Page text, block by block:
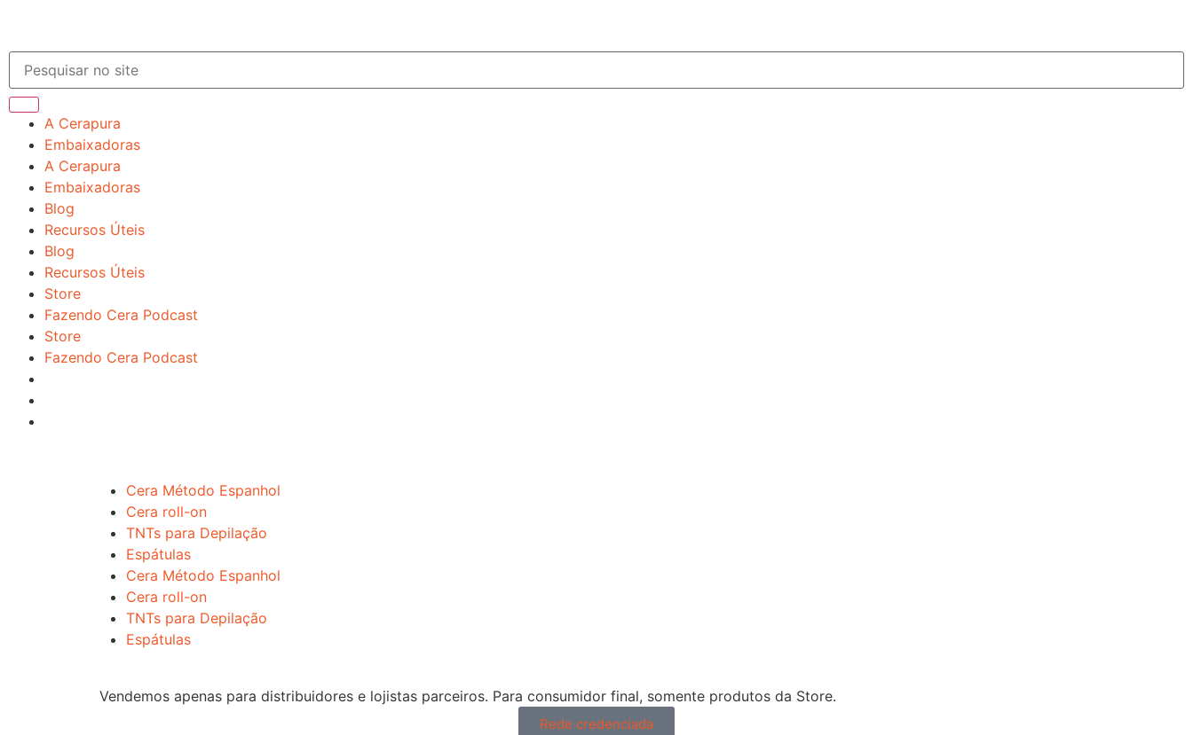
A Cerapura
Embaixadoras
A Cerapura
Embaixadoras
Blog
Recursos Úteis
Blog
Recursos Úteis
Store
Fazendo Cera Podcast
Store
Fazendo Cera Podcast
Cera Método Espanhol
Cera roll-on
TNTs para Depilação
Espátulas
Cera Método Espanhol
Cera roll-on
TNTs para Depilação
Espátulas
Vendemos apenas para distribuidores e lojistas parceiros. Para consumidor final, somente produtos da Store.
Rede credenciada